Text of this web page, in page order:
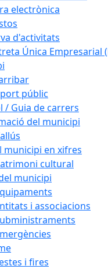
electrònica
d'activitats
Única Empresarial
públic
/ Guia de carrers
del municipi
municipi en xifres
cultural
municipi
i associacions
i fires